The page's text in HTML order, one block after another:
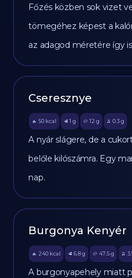
Főzés közben sok vizet
tömegéhez képest a
az adagod méretére így
Cseresznye
🔥 50 kcal 🥩 1 g 🥔 12 g 🫒 0.3 g
A nyár slágere, de a
belőle kilószámra. Egy
nap.
Burgonya Kenyér
🔥 240 kcal 🥩 6.8 g 🥔 47.5g 🫒
A burgonyapehely miatt